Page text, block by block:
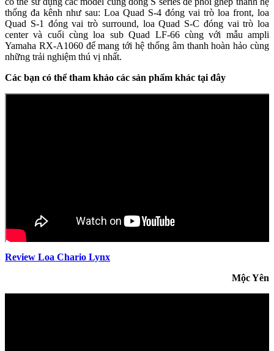
thống đa kênh như sau: Loa Quad S-4 đóng vai trò loa front, loa
Quad S-1 đóng vai trò surround, loa Quad S-C đóng vai trò loa
center và cuối cùng loa sub Quad LF-66 cùng với mẫu ampli
Yamaha RX-A1060 để mang tới hệ thống âm thanh hoàn hảo cùng
những trải nghiệm thú vị nhất.
Các bạn có thể tham khảo các sản phẩm khác tại đây
Review Loa Chario Lynx
Mộc Yên